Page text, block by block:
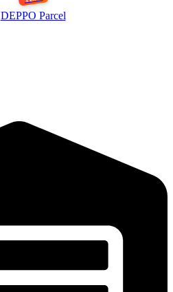
DEPPO Parcel